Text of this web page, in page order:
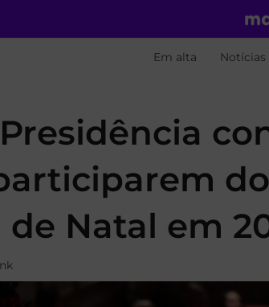
Em alta Notícias
Natal em